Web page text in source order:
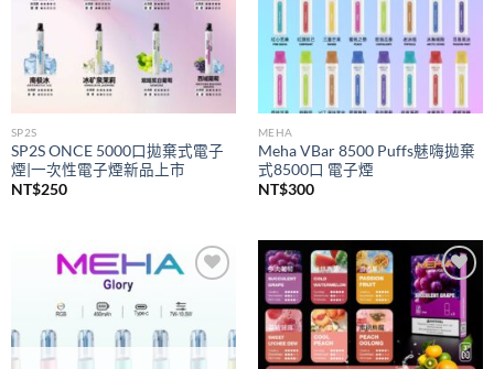
SP2S
SP2S ONCE 5000口拋棄式電子
煙|一次性電子煙新品上市
NT$250
MEHA
Meha VBar 8500 Puffs魅嗨拋棄
式8500口 電子煙
NT$300
wishlist
Add to
wishlist